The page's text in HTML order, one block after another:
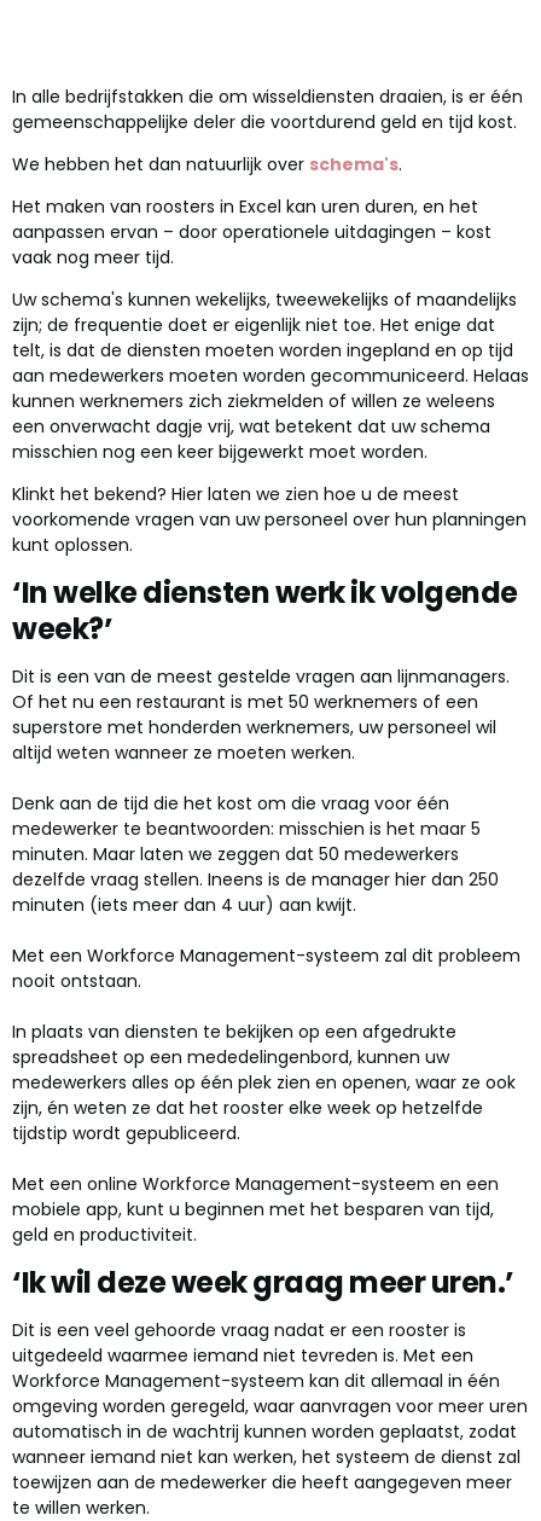
In alle bedrijfstakken die om wisseldiensten draaien, is er één
gemeenschappelijke deler die voortdurend geld en tijd kost.
We hebben het dan natuurlijk over schema's.
Het maken van roosters in Excel kan uren duren, en het
aanpassen ervan – door operationele uitdagingen – kost
vaak nog meer tijd.
Uw schema's kunnen wekelijks, tweewekelijks of maandelijks
zijn; de frequentie doet er eigenlijk niet toe. Het enige dat
telt, is dat de diensten moeten worden ingepland en op tijd
aan medewerkers moeten worden gecommuniceerd. Helaas
kunnen werknemers zich ziekmelden of willen ze weleens
een onverwacht dagje vrij, wat betekent dat uw schema
misschien nog een keer bijgewerkt moet worden.
Klinkt het bekend? Hier laten we zien hoe u de meest
voorkomende vragen van uw personeel over hun planningen
kunt oplossen.
‘In welke diensten werk ik volgende
week?’
Dit is een van de meest gestelde vragen aan lijnmanagers.
Of het nu een restaurant is met 50 werknemers of een
superstore met honderden werknemers, uw personeel wil
altijd weten wanneer ze moeten werken.
Denk aan de tijd die het kost om die vraag voor één
medewerker te beantwoorden: misschien is het maar 5
minuten. Maar laten we zeggen dat 50 medewerkers
dezelfde vraag stellen. Ineens is de manager hier dan 250
minuten (iets meer dan 4 uur) aan kwijt.
Met een Workforce Management-systeem zal dit probleem
nooit ontstaan.
In plaats van diensten te bekijken op een afgedrukte
spreadsheet op een mededelingenbord, kunnen uw
medewerkers alles op één plek zien en openen, waar ze ook
zijn, én weten ze dat het rooster elke week op hetzelfde
tijdstip wordt gepubliceerd.
Met een online Workforce Management-systeem en een
mobiele app, kunt u beginnen met het besparen van tijd,
geld en productiviteit.
‘Ik wil deze week graag meer uren.’
Dit is een veel gehoorde vraag nadat er een rooster is
uitgedeeld waarmee iemand niet tevreden is. Met een
Workforce Management-systeem kan dit allemaal in één
omgeving worden geregeld, waar aanvragen voor meer uren
automatisch in de wachtrij kunnen worden geplaatst, zodat
wanneer iemand niet kan werken, het systeem de dienst zal
toewijzen aan de medewerker die heeft aangegeven meer
te willen werken.